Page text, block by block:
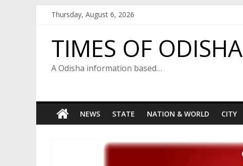
Thursday, August 6, 2026
TIMES OF ODISHA
A Odisha information based…
NEWS STATE NATION & WORLD CITY